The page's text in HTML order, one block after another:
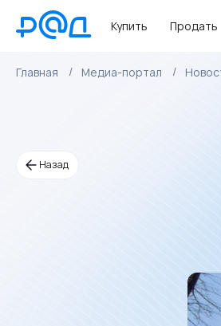
Купить Продать
Главная Медиа-портал
Назад